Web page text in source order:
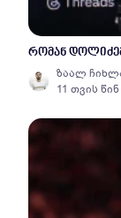
რომან
ზაალ
11 თვის წინ